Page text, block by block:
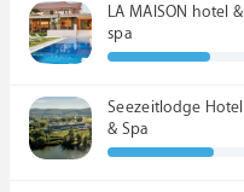
LA MAISON hotel &
spa
Seezeitlodge Hotel
& Spa